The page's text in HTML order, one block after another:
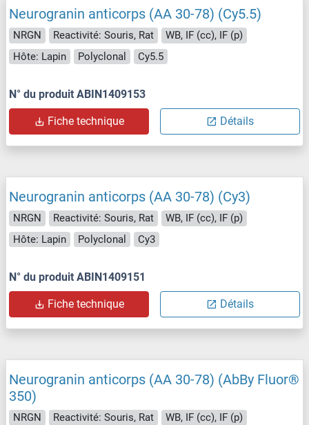
Neurogranin anticorps (AA 30-78) (Cy5.5)
NRGN Reactivité: Souris, Rat
WB, IF (cc), IF (p)
Hôte: Lapin
Polyclonal Cy5.5
N° du produit ABIN1409153
Fiche technique Détails
Neurogranin anticorps (AA 30-78) (Cy3)
NRGN Reactivité: Souris, Rat
WB, IF (cc), IF (p)
Hôte: Lapin
Polyclonal Cy3
N° du produit ABIN1409151
Fiche technique Détails
Neurogranin anticorps (AA 30-78) (AbBy Fluor®
350)
NRGN Reactivité: Souris, Rat
WB, IF (cc), IF (p)